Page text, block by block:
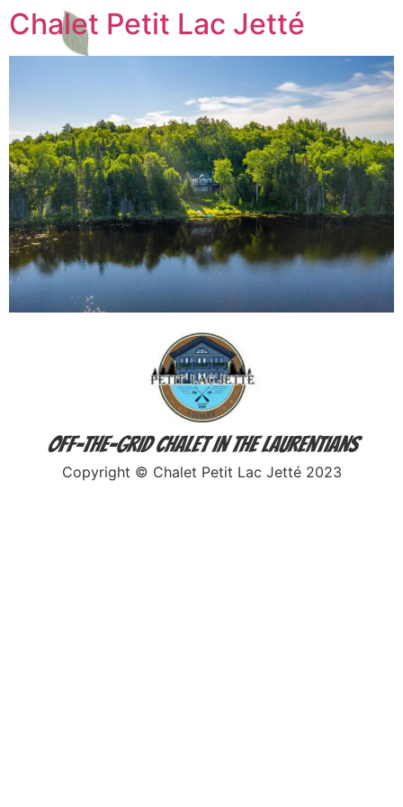
Chalet Petit Lac Jetté
Off-The-Grid Chalet in the Laurentians
Copyright © Chalet Petit Lac Jetté 2023